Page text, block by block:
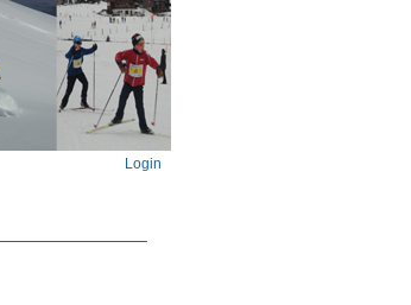
Login